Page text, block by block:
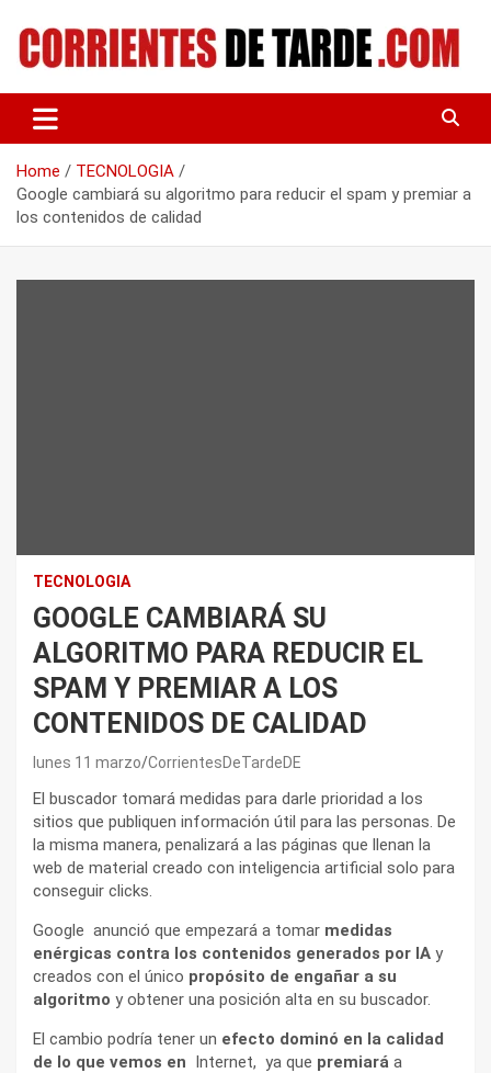
content
CORRIENTES DE TARDE
Home
TECNOLOGIA
Google cambiará su algoritmo para reducir el spam y premiar a
los contenidos de calidad
TECNOLOGIA
GOOGLE CAMBIARÁ SU
ALGORITMO PARA REDUCIR EL
SPAM Y PREMIAR A LOS
CONTENIDOS DE CALIDAD
lunes 11 marzo CorrientesDeTardeDE
El buscador tomará medidas para darle prioridad a los
sitios que publiquen información útil para las personas. De
la misma manera, penalizará a las páginas que llenan la
web de material creado con inteligencia artificial solo para
conseguir clicks.
Google anunció que empezará a tomar medidas
enérgicas contra los contenidos generados por IA y
creados con el único propósito de engañar a su
algoritmo y obtener una posición alta en su buscador.
El cambio podría tener un efecto dominó en la calidad
de lo que vemos en Internet, ya que premiará a